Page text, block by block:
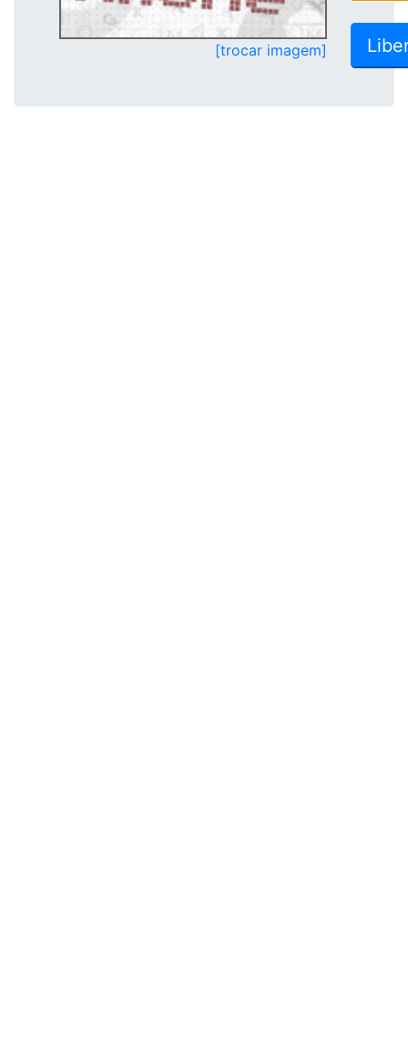
[trocar imagem]